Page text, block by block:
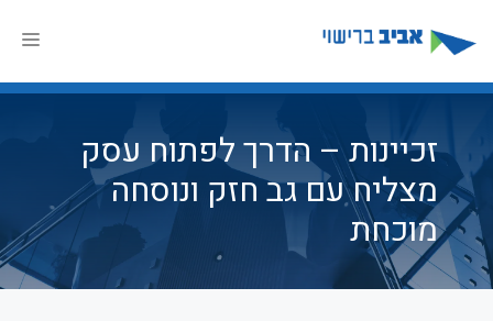
לתוכן
זכיינות – הדרך לפתוח עסק
מצליח עם גב חזק ונוסחה
מוכחת